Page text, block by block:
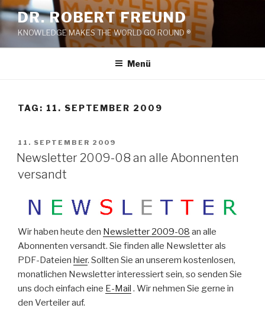
Zum
Inhalt
springen
DR. ROBERT FREUND
KNOWLEDGE MAKES THE WORLD GO ROUND ®
Menü
TAG: 11. SEPTEMBER 2009
VERÖFFENTLICHT
AM
11. SEPTEMBER 2009
Newsletter 2009-08 an alle Abonnenten
versandt
Wir haben heute den Newsletter 2009-08 an alle
Abonnenten versandt. Sie finden alle Newsletter als
PDF-Dateien hier. Sollten Sie an unserem kostenlosen,
monatlichen Newsletter interessiert sein, so senden Sie
uns doch einfach eine E-Mail . Wir nehmen Sie gerne in
den Verteiler auf.